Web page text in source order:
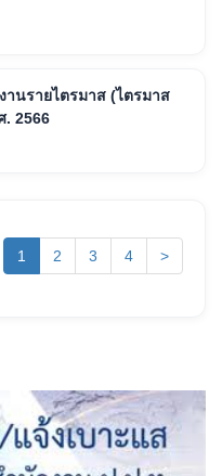
านรายไตรมาส (ไตรมาส
. 2566
1 (current)
2 3 4 >